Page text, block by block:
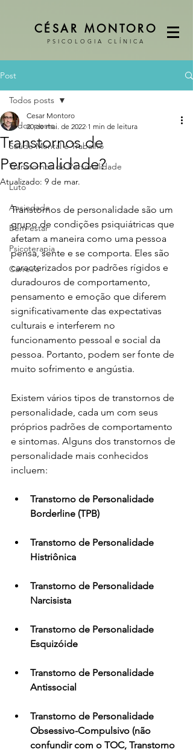
CÉSAR MONTORO
PSICOLOGIA CLÍNICA
Post
Todos posts
Saúde Mental e Trabalho
Transtornos de Personalidade
Luto
Ansiedade
Bem-estar
Psicoterapia
Carreira
Todos posts
Transtornos de
Personalidade?
Cesar Montoro
20 de mai. de 2022 1 min de leitura
Atualizado: 9 de mar.
Transtornos de personalidade são um
grupo de condições psiquiátricas que
afetam a maneira como uma pessoa
pensa, sente e se comporta. Eles são
caracterizados por padrões rígidos e
duradouros de comportamento,
pensamento e emoção que diferem
significativamente das expectativas
culturais e interferem no
funcionamento pessoal e social da
pessoa. Portanto, podem ser fonte de
muito sofrimento e angústia.
Existem vários tipos de transtornos de
personalidade, cada um com seus
próprios padrões de comportamento
e sintomas. Alguns dos transtornos de
personalidade mais conhecidos
incluem:
Transtorno de Personalidade
Borderline (TPB)
Transtorno de Personalidade
Histriônica
Transtorno de Personalidade
Narcisista
Transtorno de Personalidade
Esquizóide
Transtorno de Personalidade
Antissocial
Transtorno de Personalidade
Obsessivo-Compulsivo (não
confundir com o TOC, Transtorno